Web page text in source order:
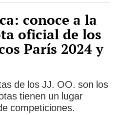
conoce a la
oficial de los
París 2024 y
de los JJ. OO. son los
tienen un lugar
competiciones.